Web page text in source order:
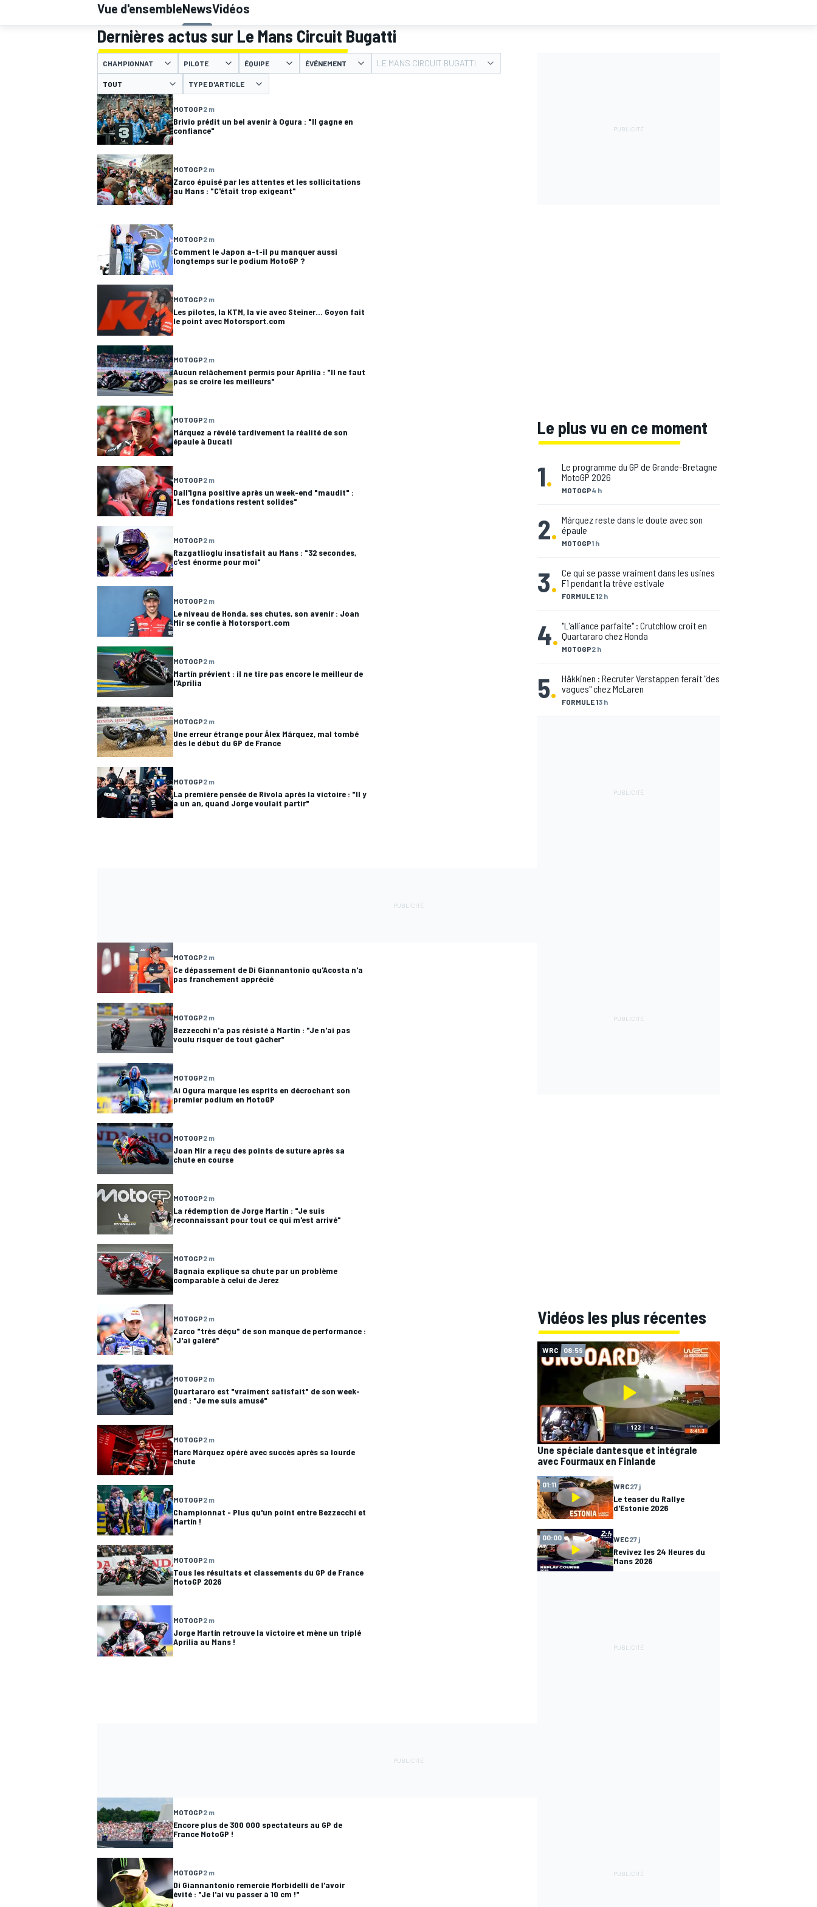
MOTOGP
WRC
WEC
AUTRES CHAMPIONNATS
Vue d'ensembleNewsVidéos
Dernières actus sur Le Mans Circuit Bugatti
CHAMPIONNAT PILOTE ÉQUIPE ÉVÉNEMENT LE MANS CIRCUIT BUGATTI
TYPE D'ARTICLE
MOTOGP2 m
Brivio prédit un bel avenir à Ogura : "Il gagne en
confiance"
MOTOGP2 m
Zarco épuisé par les attentes et les sollicitations
au Mans : "C'était trop exigeant"
MOTOGP2 m
Comment le Japon a-t-il pu manquer aussi
longtemps sur le podium MotoGP ?
MOTOGP2 m
Les pilotes, la KTM, la vie avec Steiner... Goyon fait
le point avec Motorsport.com
MOTOGP2 m
Aucun relâchement permis pour Aprilia : "Il ne faut
pas se croire les meilleurs"
MOTOGP2 m
Márquez a révélé tardivement la réalité de son
épaule à Ducati
MOTOGP2 m
Dall'Igna positive après un week-end "maudit" :
"Les fondations restent solides"
MOTOGP2 m
Razgatlioglu insatisfait au Mans : "32 secondes,
c'est énorme pour moi"
MOTOGP2 m
Le niveau de Honda, ses chutes, son avenir : Joan
Mir se confie à Motorsport.com
MOTOGP2 m
Martín prévient : il ne tire pas encore le meilleur de
l'Aprilia
MOTOGP2 m
Une erreur étrange pour Álex Márquez, mal tombé
dès le début du GP de France
MOTOGP2 m
La première pensée de Rivola après la victoire : "Il y
a un an, quand Jorge voulait partir"
Le plus vu en ce moment
1. MOTOGP4 h
Le programme du GP de Grande-Bretagne
MotoGP 2026
2. MOTOGP1 h
Márquez reste dans le doute avec son
épaule
3. FORMULE 12 h
Ce qui se passe vraiment dans les usines
F1 pendant la trêve estivale
4. MOTOGP2 h
"L'alliance parfaite" : Crutchlow croit en
Quartararo chez Honda
5. FORMULE 13 h
Häkkinen : Recruter Verstappen ferait "des
vagues" chez McLaren
MOTOGP2 m
Ce dépassement de Di Giannantonio qu'Acosta n'a
pas franchement apprécié
MOTOGP2 m
Bezzecchi n'a pas résisté à Martín : "Je n'ai pas
voulu risquer de tout gâcher"
MOTOGP2 m
Ai Ogura marque les esprits en décrochant son
premier podium en MotoGP
MOTOGP2 m
Joan Mir a reçu des points de suture après sa
chute en course
MOTOGP2 m
La rédemption de Jorge Martín : "Je suis
reconnaissant pour tout ce qui m'est arrivé"
MOTOGP2 m
Bagnaia explique sa chute par un problème
comparable à celui de Jerez
MOTOGP2 m
Zarco "très déçu" de son manque de performance :
"J'ai galéré"
MOTOGP2 m
Quartararo est "vraiment satisfait" de son week-
end : "Je me suis amusé"
MOTOGP2 m
Marc Márquez opéré avec succès après sa lourde
chute
MOTOGP2 m
Championnat - Plus qu'un point entre Bezzecchi et
Martín !
MOTOGP2 m
Tous les résultats et classements du GP de France
MotoGP 2026
MOTOGP2 m
Jorge Martín retrouve la victoire et mène un triplé
Aprilia au Mans !
Vidéos les plus récentes
WRC 08:59
Une spéciale dantesque et intégrale
avec Fourmaux en Finlande
01:11 WRC27 j
Le teaser du Rallye
d'Estonie 2026
00:00 WEC27 j
Revivez les 24 Heures du
Mans 2026
MOTOGP2 m
Encore plus de 300 000 spectateurs au GP de
France MotoGP !
MOTOGP2 m
Di Giannantonio remercie Morbidelli de l'avoir
évité : "Je l'ai vu passer à 10 cm !"